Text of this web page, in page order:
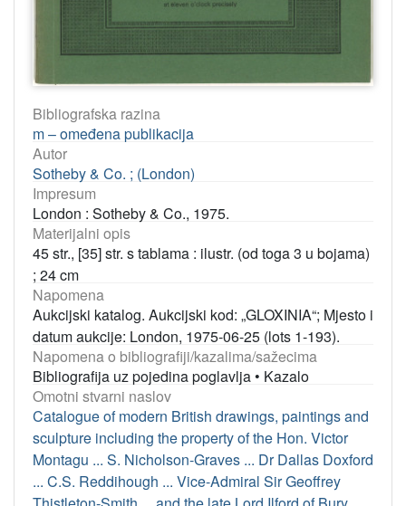
Bibliografska razina
m – omeđena publikacija
Autor
Sotheby & Co. ; (London)
Impresum
London : Sotheby & Co., 1975.
Materijalni opis
45 str., [35] str. s tablama : ilustr. (od toga 3 u bojama)
; 24 cm
Napomena
Aukcijski katalog. Aukcijski kod: „GLOXINIA“; Mjesto i
datum aukcije: London, 1975-06-25 (lots 1-193).
Napomena o bibliografiji/kazalima/sažecima
Bibliografija uz pojedina poglavlja • Kazalo
Omotni stvarni naslov
Catalogue of modern British drawings, paintings and
sculpture including the property of the Hon. Victor
Montagu ... S. Nicholson-Graves ... Dr Dallas Doxford
... C.S. Reddihough ... Vice-Admiral Sir Geoffrey